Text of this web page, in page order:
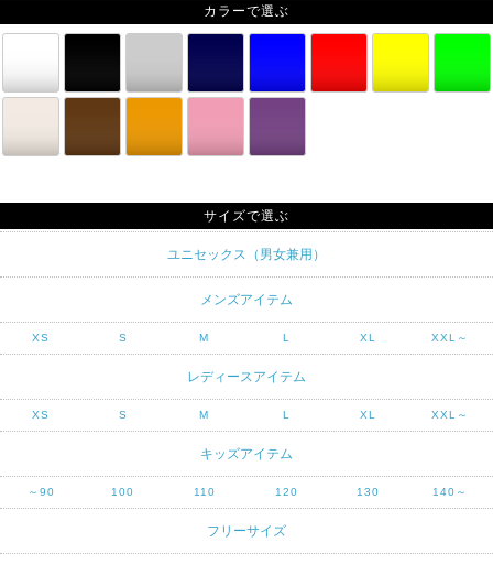
カラーで選ぶ
サイズで選ぶ
ユニセックス（男女兼用）
メンズアイテム
XS S M L XL XXL～
レディースアイテム
XS S M L XL XXL～
キッズアイテム
～90 100 110 120 130 140～
フリーサイズ